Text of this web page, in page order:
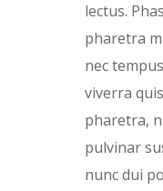
lectus.
pharetra
nec
viverra
pharetra,
pulvinar
nunc dui